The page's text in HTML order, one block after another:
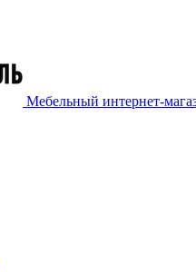
Мебельный интернет-